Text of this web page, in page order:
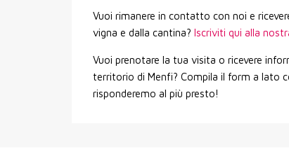
Vuoi rimanere in contatto con noi e
vigna e dalla cantina? Iscriviti qui alla
Vuoi prenotare la tua visita o ricevere
territorio di Menfi? Compila il form a lato
risponderemo al più presto!